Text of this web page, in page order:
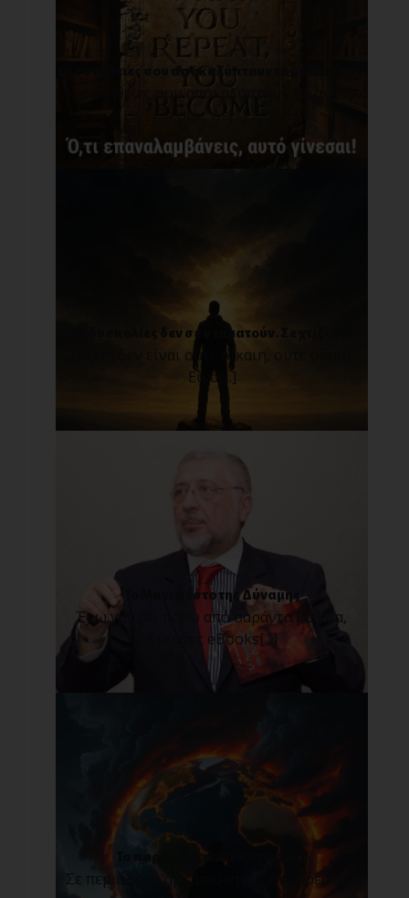
Οι συνήθειες σου αποκαλύπτουν το μέλλον σου.
Οι συνήθειες σου αποκαλύπτουν το μέλλον
Οι δυσκολίες δεν σε σταματούν. Σε χτίζουν!
Η ζωή δεν είναι ούτε δίκαιη, ούτε άδικη.
Είνα[...]
Το Μανιφέστο της Δύναμης
Έχω γράψει πάνω από σαράντα βιβλία,
δεκάδες eBooks[...]
Το παρόν δεν είναι παντοτινό!
Σε περιόδους αβεβαιότητας, δυσάρεστων